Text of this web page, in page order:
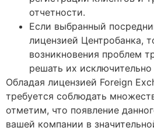
отчетности.
Если выбранный
лицензией Центробанка,
возникновения проблем
решать их
Обладая лицензией Foreign
требуется соблюдать
отметим, что появление
вашей компании в